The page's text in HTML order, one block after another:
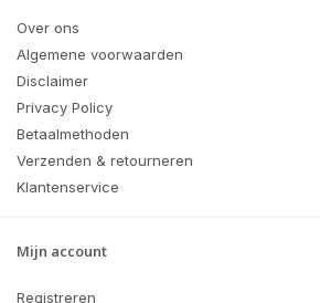
Over ons
Algemene voorwaarden
Disclaimer
Privacy Policy
Betaalmethoden
Verzenden & retourneren
Klantenservice
Mijn account
Registreren